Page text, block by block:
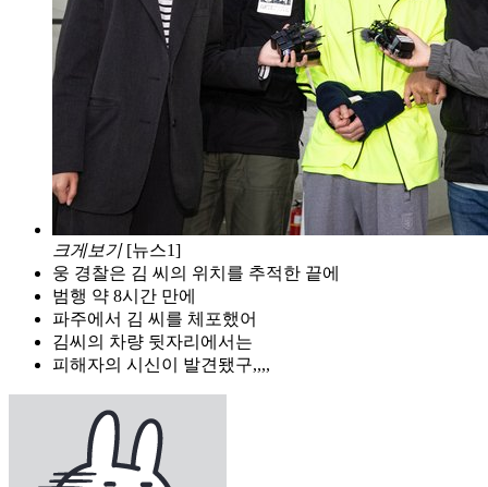
크게보기 [뉴스1]
웅 경찰은 김 씨의 위치를 추적한 끝에
범행 약 8시간 만에
파주에서 김 씨를 체포했어
김씨의 차량 뒷자리에서는
피해자의 시신이 발견됐구,,,,